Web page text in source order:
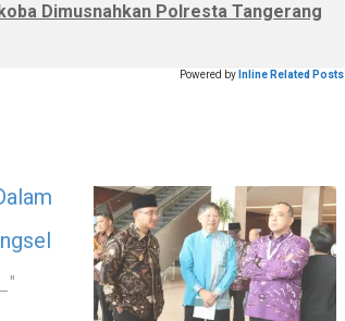
Dimusnahkan Polresta Tangerang
Powered by Inline Related Posts